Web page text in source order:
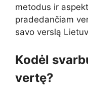
metodus ir
pradedančiam
savo verslą
Kodėl
vertę?